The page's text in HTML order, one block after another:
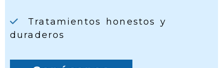
Tratamientos honestos y
duraderos